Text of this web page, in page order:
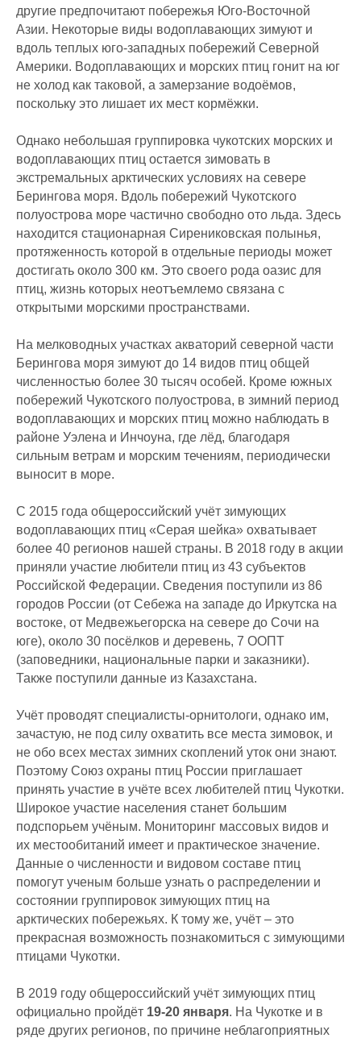
другие предпочитают побережья Юго-Восточной
Азии. Некоторые виды водоплавающих зимуют и
вдоль теплых юго-западных побережий Северной
Америки. Водоплавающих и морских птиц гонит на юг
не холод как таковой, а замерзание водоёмов,
поскольку это лишает их мест кормёжки.
Однако небольшая группировка чукотских морских и
водоплавающих птиц остается зимовать в
экстремальных арктических условиях на севере
Берингова моря. Вдоль побережий Чукотского
полуострова море частично свободно ото льда. Здесь
находится стационарная Сирениковская полынья,
протяженность которой в отдельные периоды может
достигать около 300 км. Это своего рода оазис для
птиц, жизнь которых неотъемлемо связана с
открытыми морскими пространствами.
На мелководных участках акваторий северной части
Берингова моря зимуют до 14 видов птиц общей
численностью более 30 тысяч особей. Кроме южных
побережий Чукотского полуострова, в зимний период
водоплавающих и морских птиц можно наблюдать в
районе Уэлена и Инчоуна, где лёд, благодаря
сильным ветрам и морским течениям, периодически
выносит в море.
С 2015 года общероссийский учёт зимующих
водоплавающих птиц «Серая шейка» охватывает
более 40 регионов нашей страны. В 2018 году в акции
приняли участие любители птиц из 43 субъектов
Российской Федерации. Сведения поступили из 86
городов России (от Себежа на западе до Иркутска на
востоке, от Медвежьегорска на севере до Сочи на
юге), около 30 посёлков и деревень, 7 ООПТ
(заповедники, национальные парки и заказники).
Также поступили данные из Казахстана.
Учёт проводят специалисты-орнитологи, однако им,
зачастую, не под силу охватить все места зимовок, и
не обо всех местах зимних скоплений уток они знают.
Поэтому Союз охраны птиц России приглашает
принять участие в учёте всех любителей птиц Чукотки.
Широкое участие населения станет большим
подспорьем учёным. Мониторинг массовых видов и
их местообитаний имеет и практическое значение.
Данные о численности и видовом составе птиц
помогут ученым больше узнать о распределении и
состоянии группировок зимующих птиц на
арктических побережьях. К тому же, учёт – это
прекрасная возможность познакомиться с зимующими
птицами Чукотки.
В 2019 году общероссийский учёт зимующих птиц
официально пройдёт 19-20 января. На Чукотке и в
ряде других регионов, по причине неблагоприятных